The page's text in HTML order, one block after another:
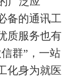
备的通讯工
质服务也有
群”，一站
化身为就医